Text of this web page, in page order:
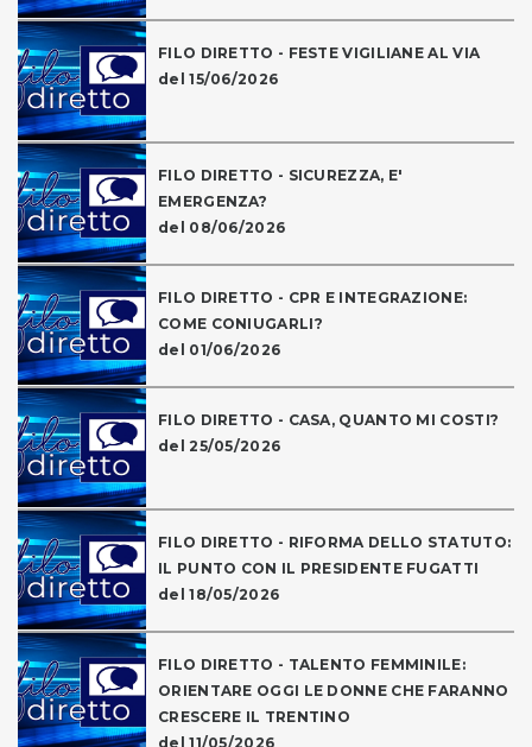
FILO DIRETTO - FESTE VIGILIANE AL VIA
del 15/06/2026
FILO DIRETTO - SICUREZZA, E'
EMERGENZA?
del 08/06/2026
FILO DIRETTO - CPR E INTEGRAZIONE:
COME CONIUGARLI?
del 01/06/2026
FILO DIRETTO - CASA, QUANTO MI COSTI?
del 25/05/2026
FILO DIRETTO - RIFORMA DELLO STATUTO:
IL PUNTO CON IL PRESIDENTE FUGATTI
del 18/05/2026
FILO DIRETTO - TALENTO FEMMINILE:
ORIENTARE OGGI LE DONNE CHE FARANNO
CRESCERE IL TRENTINO
del 11/05/2026